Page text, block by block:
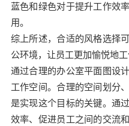
蓝色和绿色对于提升工作效
用。
综上所述，合适的风格选择
公环境，让员工更加愉悦地工
通过合理的办公室平面图设
工作空间。合理的空间划分
是实现这个目标的关键。通
效率、促进员工之间的交流